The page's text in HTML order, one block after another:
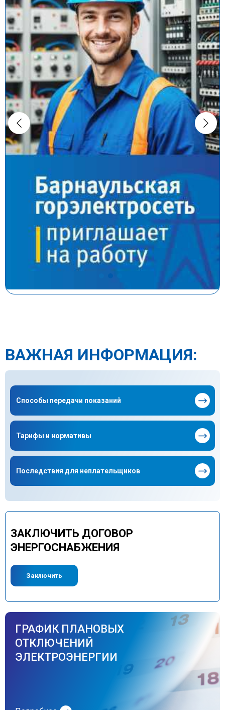
ВАЖНАЯ ИНФОРМАЦИЯ:
Способы передачи показаний
Тарифы и нормативы
Последствия для неплательщиков
ЗАКЛЮЧИТЬ ДОГОВОР
ЭНЕРГОСНАБЖЕНИЯ
Заключить
ГРАФИК ПЛАНОВЫХ
ОТКЛЮЧЕНИЙ
ЭЛЕКТРОЭНЕРГИИ